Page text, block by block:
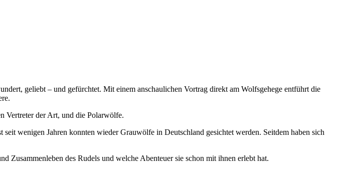
geliebt – und gefürchtet. Mit einem anschaulichen Vortrag direkt am Wolfsgehege entführt die
Vertreter der Art, und die Polarwölfe.
wenigen Jahren konnten wieder Grauwölfe in Deutschland gesichtet werden. Seitdem haben sich
Zusammenleben des Rudels und welche Abenteuer sie schon mit ihnen erlebt hat.